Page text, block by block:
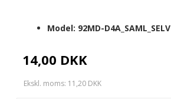
14,00 DKK
Ekskl. moms: 11,20 DKK
Model: 92MD-D4A_SAML_SELV